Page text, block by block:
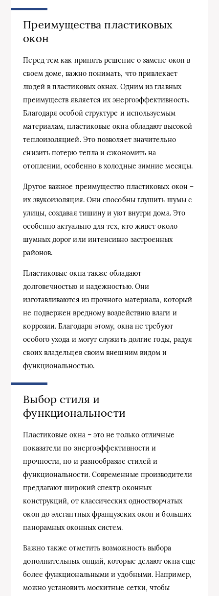
Преимущества пластиковых
окон
Перед тем как принять решение о замене окон в
своем доме, важно понимать, что привлекает
людей в пластиковых окнах. Одним из главных
преимуществ является их энергоэффективность.
Благодаря особой структуре и используемым
материалам, пластиковые окна обладают высокой
теплоизоляцией. Это позволяет значительно
снизить потерю тепла и сэкономить на
отоплении, особенно в холодные зимние месяцы.
Другое важное преимущество пластиковых окон –
их звукоизоляция. Они способны глушить шумы с
улицы, создавая тишину и уют внутри дома. Это
особенно актуально для тех, кто живет около
шумных дорог или интенсивно застроенных
районов.
Пластиковые окна также обладают
долговечностью и надежностью. Они
изготавливаются из прочного материала, который
не подвержен вредному воздействию влаги и
коррозии. Благодаря этому, окна не требуют
особого ухода и могут служить долгие годы, радуя
своих владельцев своим внешним видом и
функциональностью.
Выбор стиля и
функциональности
Пластиковые окна – это не только отличные
показатели по энергоэффективности и
прочности, но и разнообразие стилей и
функциональности. Современные производители
предлагают широкий спектр оконных
конструкций, от классических одностворчатых
окон до элегантных французских окон и больших
панорамных оконных систем.
Важно также отметить возможность выбора
дополнительных опций, которые делают окна еще
более функциональными и удобными. Например,
можно установить москитные сетки, чтобы